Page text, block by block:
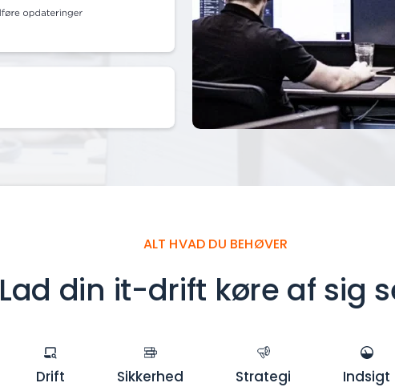
ALT HVAD DU BEHØVER
Lad din it-drift køre af sig
Drift Sikkerhed Strategi Indsigt